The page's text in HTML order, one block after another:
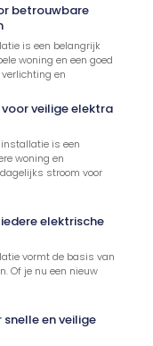
betrouwbare
is een belangrijk
woning en een goed
en
veilige elektra
is een
woning en
stroom voor
elektrische
vormt de basis van
Of je nu een nieuw
snelle en veilige